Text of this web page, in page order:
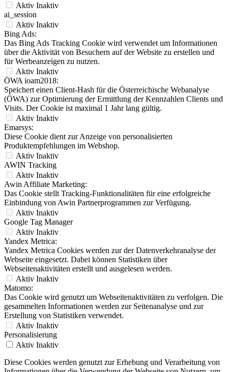
Aktiv Inaktiv
ai_session
Aktiv Inaktiv
Bing Ads:
Das Bing Ads Tracking Cookie wird verwendet um Informationen
über die Aktivität von Besuchern auf der Website zu erstellen und
für Werbeanzeigen zu nutzen.
Aktiv Inaktiv
ÖWA ioam2018:
Speichert einen Client-Hash für die Österreichische Webanalyse
(ÖWA) zur Optimierung der Ermittlung der Kennzahlen Clients und
Visits. Der Cookie ist maximal 1 Jahr lang gültig.
Aktiv Inaktiv
Emarsys:
Diese Cookie dient zur Anzeige von personalisierten
Produktempfehlungen im Webshop.
Aktiv Inaktiv
AWIN Tracking
Aktiv Inaktiv
Awin Affiliate Marketing:
Das Cookie stellt Tracking-Funktionalitäten für eine erfolgreiche
Einbindung von Awin Partnerprogrammen zur Verfügung.
Aktiv Inaktiv
Google Tag Manager
Aktiv Inaktiv
Yandex Metrica:
Yandex Metrica Cookies werden zur der Datenverkehranalyse der
Webseite eingesetzt. Dabei können Statistiken über
Webseitenaktivitäten erstellt und ausgelesen werden.
Aktiv Inaktiv
Matomo:
Das Cookie wird genutzt um Webseitenaktivitäten zu verfolgen. Die
gesammelten Informationen werden zur Seitenanalyse und zur
Erstellung von Statistiken verwendet.
Aktiv Inaktiv
Personalisierung
Aktiv Inaktiv
Diese Cookies werden genutzt zur Erhebung und Verarbeitung von